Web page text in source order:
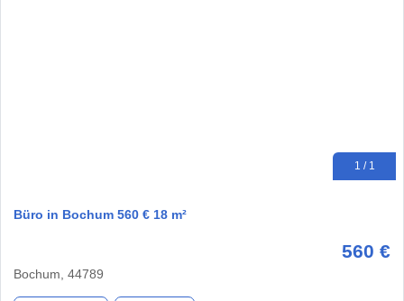
1 / 1
Büro in Bochum 560 € 18 m²
560 €
Bochum, 44789